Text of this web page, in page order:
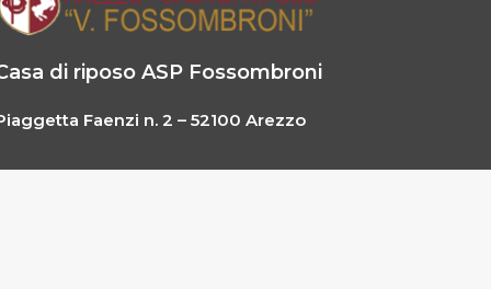
di riposo ASP Fossombroni
Faenzi n. 2 – 52100 Arezzo